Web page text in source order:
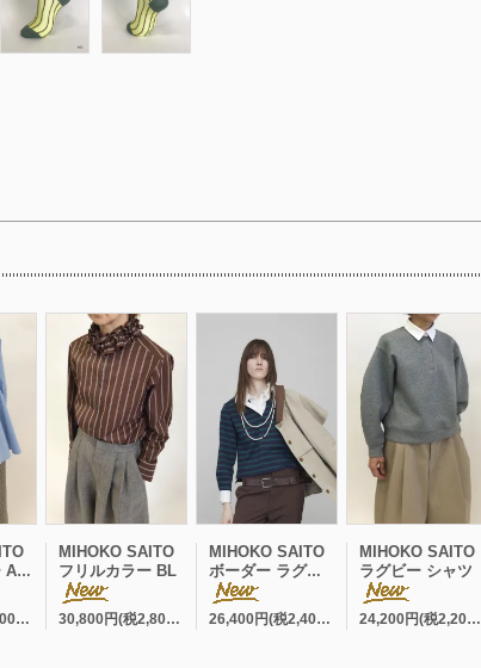
BL
33,000円(税3,000円)
MIHOKO SAITO
フリルカラー BL
30,800円(税2,800円)
MIHOKO SAITO
ボーダー ラグビー シャツ
26,400円(税2,400円)
MIHOKO SAITO
ラグビー シャツ
24,200円(税2,200円)